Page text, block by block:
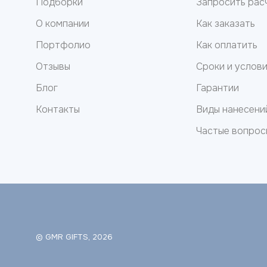
О компании
Портфолио
Отзывы
Блог
Контакты
Как заказать
Как оплатить
Сроки и
Гарантии
Виды
Частые
© GMR GIFTS, 2026